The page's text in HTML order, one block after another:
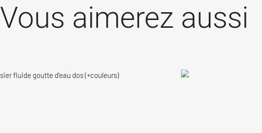
Vous aimerez aussi